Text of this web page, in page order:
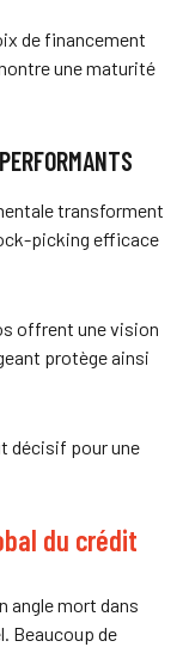
de financement
une maturité
transforment
picking efficace
offrent une vision
protège ainsi
décisif pour une
du crédit
angle mort dans
Beaucoup de